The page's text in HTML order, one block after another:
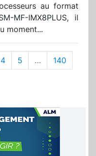
au format
MF-IMX8PLUS, il
moment...
4 5 …
140